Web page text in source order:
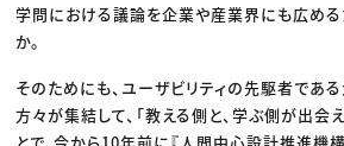
学問における議論を企業や産業界にも広める
か。
そのためにも、ユーザビリティの先駆者であ
方々が集結して、「教える側と、学ぶ側が出会